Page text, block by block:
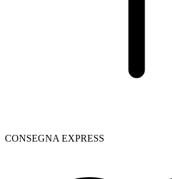
CONSEGNA EXPRESS